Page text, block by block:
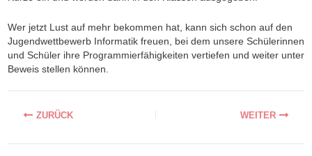
Wer jetzt Lust auf mehr bekommen hat, kann sich schon auf den
Jugendwettbewerb Informatik freuen, bei dem unsere Schülerinnen
und Schüler ihre Programmierfähigkeiten vertiefen und weiter unter
Beweis stellen können.